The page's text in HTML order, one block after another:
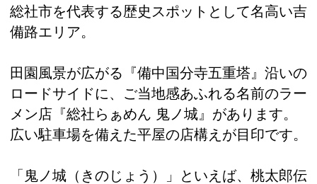
総社市を代表する歴史スポットとして名高い吉
備路エリア。
田園風景が広がる『備中国分寺五重塔』沿いの
ロードサイドに、ご当地感あふれる名前のラー
メン店『総社らぁめん 鬼ノ城』があります。
広い駐車場を備えた平屋の店構えが目印です。
「鬼ノ城（きのじょう）」といえば、桃太郎伝